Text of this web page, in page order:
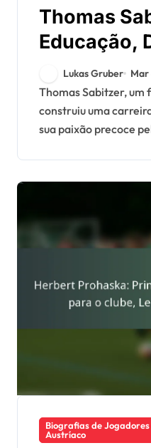
Thomas
Educação,
carreira,
Lukas Gruber Mar
Thomas Sabitzer, um futebolista austríaco,
construiu uma
sua paixão precoce
Biografias de
Austríaco